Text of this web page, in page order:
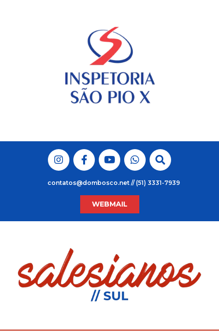
contatos@dombosco.net // (51) 3331-7939
WEBMAIL